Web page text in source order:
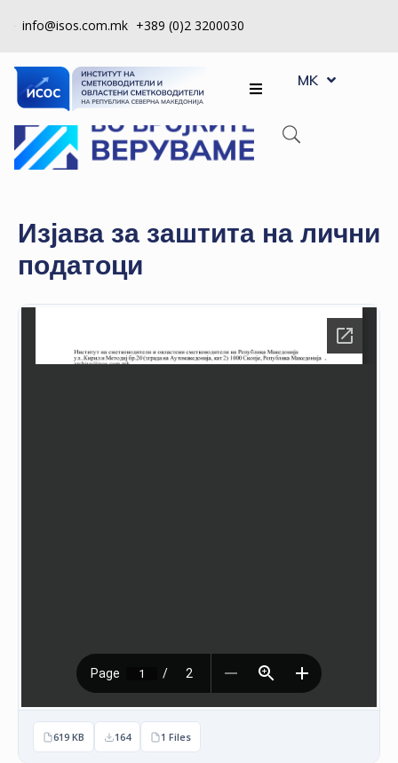
info@isos.com.mk +389 (0)2 3200030
ЗА
НАС
РЕГИСТРИ
КОНТРОЛА
НА
КВАЛИТЕТ
КАКО
ЧЛЕН
MK
SQ
Изјава за заштита на лични
податоци
619 KB 164 1 Files